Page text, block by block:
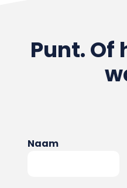
Punt. Of
Naam